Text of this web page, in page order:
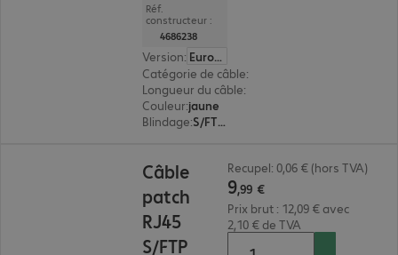
Réf.
constructeur :
4686238
Version:
Europe
Catégorie de câble:
Longueur du câble:
Couleur:jaune
Blindage: S/FTP (PIMF)
Câble
patch
RJ45
S/FTP
Recupel: 0,06 € (hors TVA)
9,99 €
Prix brut : 12,09 € avec
2,10 € de TVA